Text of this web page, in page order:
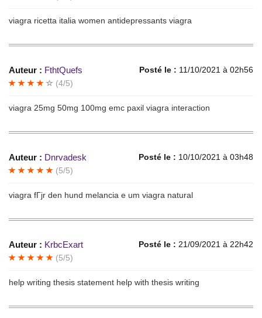
viagra ricetta italia women antidepressants viagra
Auteur : FthtQuefs Posté le : 11/10/2021 à 02h56
(4/5)
viagra 25mg 50mg 100mg emc paxil viagra interaction
Auteur : Dnrvadesk Posté le : 10/10/2021 à 03h48
(5/5)
viagra fГјr den hund melancia e um viagra natural
Auteur : KrbcExart Posté le : 21/09/2021 à 22h42
(5/5)
help writing thesis statement help with thesis writing